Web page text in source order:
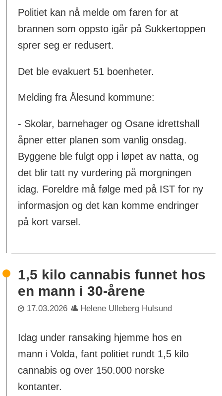
Politiet kan nå melde om faren for at
brannen som oppsto igår på Sukkertoppen
sprer seg er redusert.
Det ble evakuert 51 boenheter.
Melding fra Ålesund kommune:
- Skolar, barnehager og Osane idrettshall
åpner etter planen som vanlig onsdag.
Byggene ble fulgt opp i løpet av natta, og
det blir tatt ny vurdering på morgningen
idag. Foreldre må følge med på IST for ny
informasjon og det kan komme endringer
på kort varsel.
1,5 kilo cannabis funnet hos
en mann i 30-årene
17.03.2026 Helene Ulleberg Hulsund
Idag under ransaking hjemme hos en
mann i Volda, fant politiet rundt 1,5 kilo
cannabis og over 150.000 norske
kontanter.